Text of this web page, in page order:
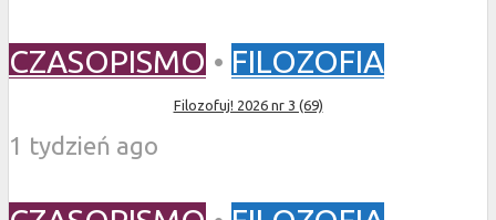
CZASOPISMO • FILOZOFIA
Filozofuj! 2026 nr 3 (69)
1 tydzień ago